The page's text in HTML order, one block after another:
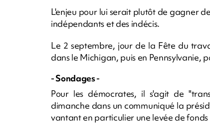
L'enjeu pour lui serait plutôt de gagner
indépendants et des indécis.
Le 2 septembre, jour de la Fête du
dans le Michigan, puis en Pennsylvanie,
- Sondages -
Pour les démocrates, il s'agit de
dimanche dans un communiqué la
vantant en particulier une levée de